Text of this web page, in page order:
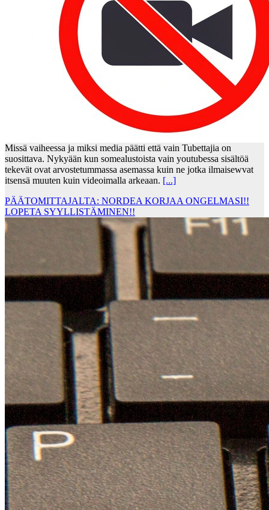
Missä vaiheessa ja miksi media päätti että vain Tubettajia on
suosittava. Nykyään kun somealustoista vain youtubessa sisältöä
tekevät ovat arvostetummassa asemassa kuin ne jotka ilmaisewvat
itsensä muuten kuin videoimalla arkeaan. [...]
PÄÄTOMITTAJALTA: NORDEA KORJAA ONGELMASI!!
LOPETA SYYLLISTÄMINEN!!